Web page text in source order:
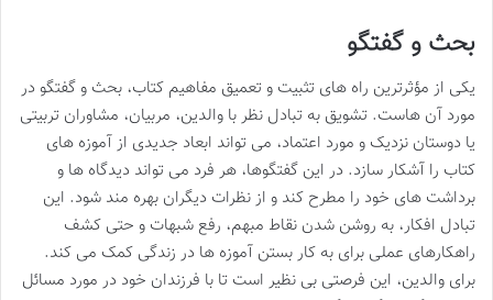
بحث و گفتگو
یکی از مؤثرترین راه های تثبیت و تعمیق مفاهیم کتاب، بحث و گفتگو در
مورد آن هاست. تشویق به تبادل نظر با والدین، مربیان، مشاوران تربیتی
یا دوستان نزدیک و مورد اعتماد، می تواند ابعاد جدیدی از آموزه های
کتاب را آشکار سازد. در این گفتگوها، هر فرد می تواند دیدگاه ها و
برداشت های خود را مطرح کند و از نظرات دیگران بهره مند شود. این
تبادل افکار، به روشن شدن نقاط مبهم، رفع شبهات و حتی کشف
راهکارهای عملی برای به کار بستن آموزه ها در زندگی کمک می کند.
برای والدین، این فرصتی بی نظیر است تا با فرزندان خود در مورد مسائل